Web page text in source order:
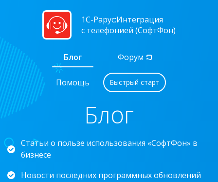
1С-Рарус:Интеграция
с телефонией (СофтФон)
Блог Форум
Помощь Быстрый старт
Блог
Статьи о пользе использования «СофтФон» в
бизнесе
Новости последних программных обновлений